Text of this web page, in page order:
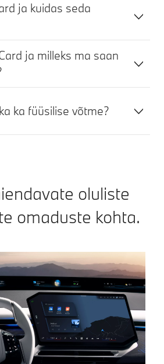
ja kuidas seda
ja milleks ma saan
ka füüsilise võtme?
oluliste
omaduste kohta.